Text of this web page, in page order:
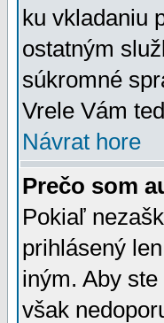
ku vkladaniu
ostatným
súkromné
Vrele Vám
Návrat hore
Prečo som
Pokiaľ
prihlásený
iným. Aby
však